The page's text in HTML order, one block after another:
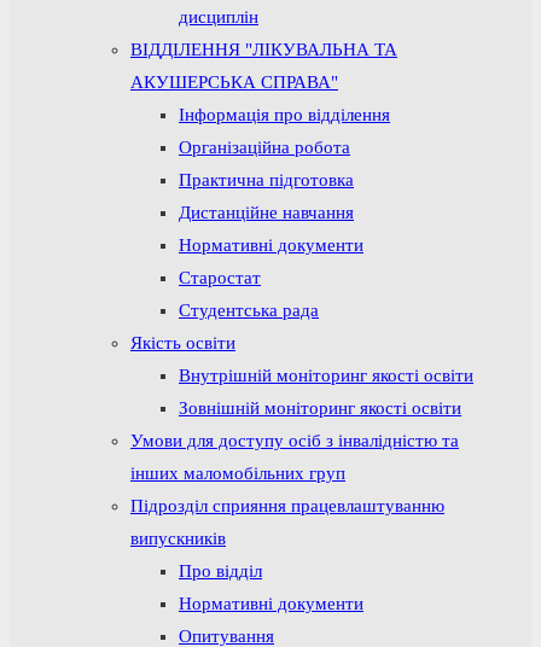
дисциплін
ВІДДІЛЕННЯ "ЛІКУВАЛЬНА ТА
АКУШЕРСЬКА СПРАВА"
Інформація про відділення
Організаційна робота
Практична підготовка
Дистанційне навчання
Нормативні документи
Старостат
Студентська рада
Якість освіти
Внутрішній моніторинг якості освіти
Зовнішній моніторинг якості освіти
Умови для доступу осіб з інвалідністю та
інших маломобільних груп
Підрозділ сприяння працевлаштуванню
випускників
Про відділ
Нормативні документи
Опитування